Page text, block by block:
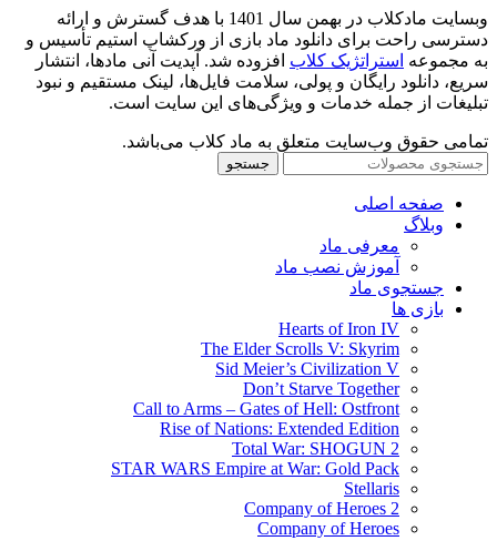
وبسایت مادکلاب در بهمن سال 1401 با هدف گسترش و ارائه
دسترسی راحت برای دانلود ماد بازی از ورکشاپ استیم تأسیس و
به مجموعه استراتژیک کلاب افزوده شد. آپدیت آنی مادها، انتشار
سریع، دانلود رایگان و پولی، سلامت فایل‌ها، لینک مستقیم و نبود
تبلیغات از جمله خدمات و ویژگی‌های این سایت است.
تمامی حقوق وب‌سایت متعلق به ماد کلاب می‌باشد.
جستجو
صفحه اصلی
وبلاگ
معرفی ماد
آموزش نصب ماد
جستجوی ماد
بازی ها
Hearts of Iron IV
The Elder Scrolls V: Skyrim
Sid Meier’s Civilization V
Don’t Starve Together
Call to Arms – Gates of Hell: Ostfront
Rise of Nations: Extended Edition
Total War: SHOGUN 2
STAR WARS Empire at War: Gold Pack
Stellaris
Company of Heroes 2
Company of Heroes